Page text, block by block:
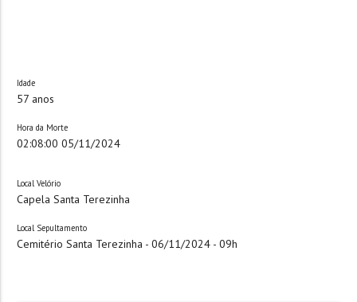
Idade
57 anos
Hora da Morte
02:08:00 05/11/2024
Local Velório
Capela Santa Terezinha
Local Sepultamento
Cemitério Santa Terezinha - 06/11/2024 - 09h